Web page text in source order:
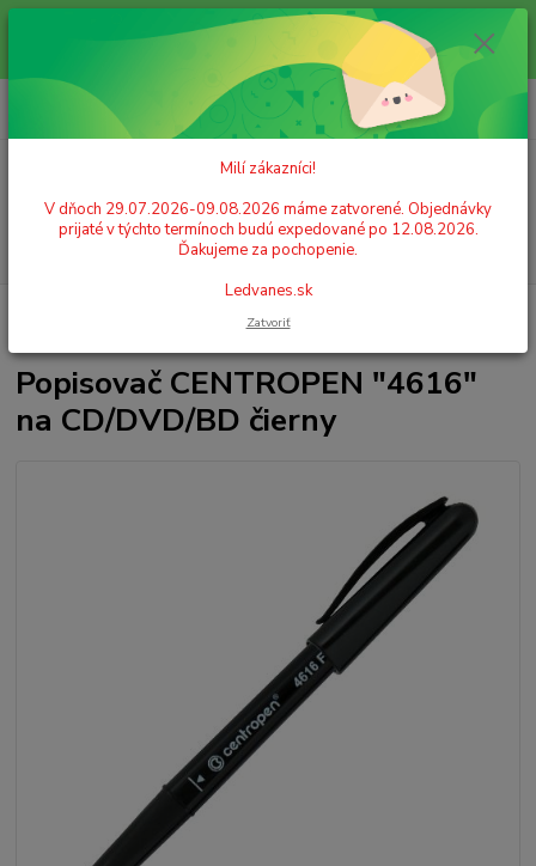
Milí zákazníci! V dňoch 29.07.2026-09.08.2026 máme zatvorené.
Objednávky prijaté v týchto termínoch budú expedované po 12.08.2026.
Ďakujeme za pochopenie. Ledvanes.sk
+421 908 755 958
Po. - Pia. od 9:00 hod. - 16:00 hod.
za0,00 EUR
Popisovač CENTROPEN "4616" na CD/DVD/BD čierny
Popisovač CENTROPEN "4616"
na CD/DVD/BD čierny
Milí zákazníci!
V dňoch 29.07.2026-09.08.2026 máme zatvorené. Objednávky
prijaté v týchto termínoch budú expedované po 12.08.2026.
Ďakujeme za pochopenie.
Ledvanes.sk
Zatvoriť